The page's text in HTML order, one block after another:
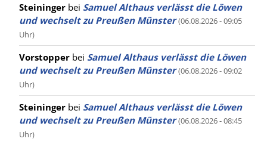
Steininger bei Samuel Althaus verlässt die Löwen
und wechselt zu Preußen Münster (06.08.2026 - 09:05
Uhr)
Vorstopper bei Samuel Althaus verlässt die Löwen
und wechselt zu Preußen Münster (06.08.2026 - 09:02
Uhr)
Steininger bei Samuel Althaus verlässt die Löwen
und wechselt zu Preußen Münster (06.08.2026 - 08:45
Uhr)